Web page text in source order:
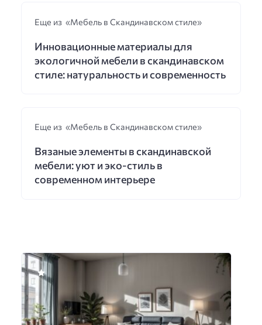
Еще из «Мебель в Скандинавском стиле»
Инновационные материалы для
экологичной мебели в скандинавском
стиле: натуральность и современность
Еще из «Мебель в Скандинавском стиле»
Вязаные элементы в скандинавской
мебели: уют и эко-стиль в
современном интерьере